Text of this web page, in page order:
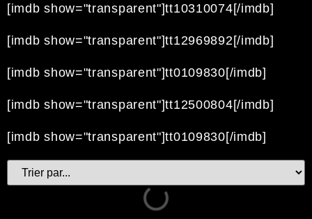
[imdb show="transparent"]tt10310074[/imdb]
[imdb show="transparent"]tt12969892[/imdb]
[imdb show="transparent"]tt0109830[/imdb]
[imdb show="transparent"]tt12500804[/imdb]
[imdb show="transparent"]tt0109830[/imdb]